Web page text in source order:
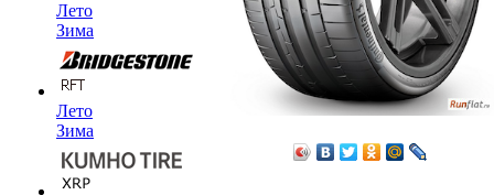
Лето
Зима
Лето
Зима